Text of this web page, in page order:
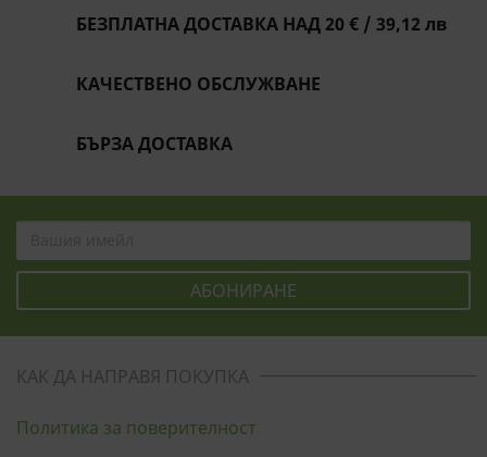
БЕЗПЛАТНА ДОСТАВКА НАД 20 € / 39,12 лв
КАЧЕСТВЕНО ОБСЛУЖВАНЕ
БЪРЗА ДОСТАВКА
КАК ДА НАПРАВЯ ПОКУПКА
Политика за поверителност